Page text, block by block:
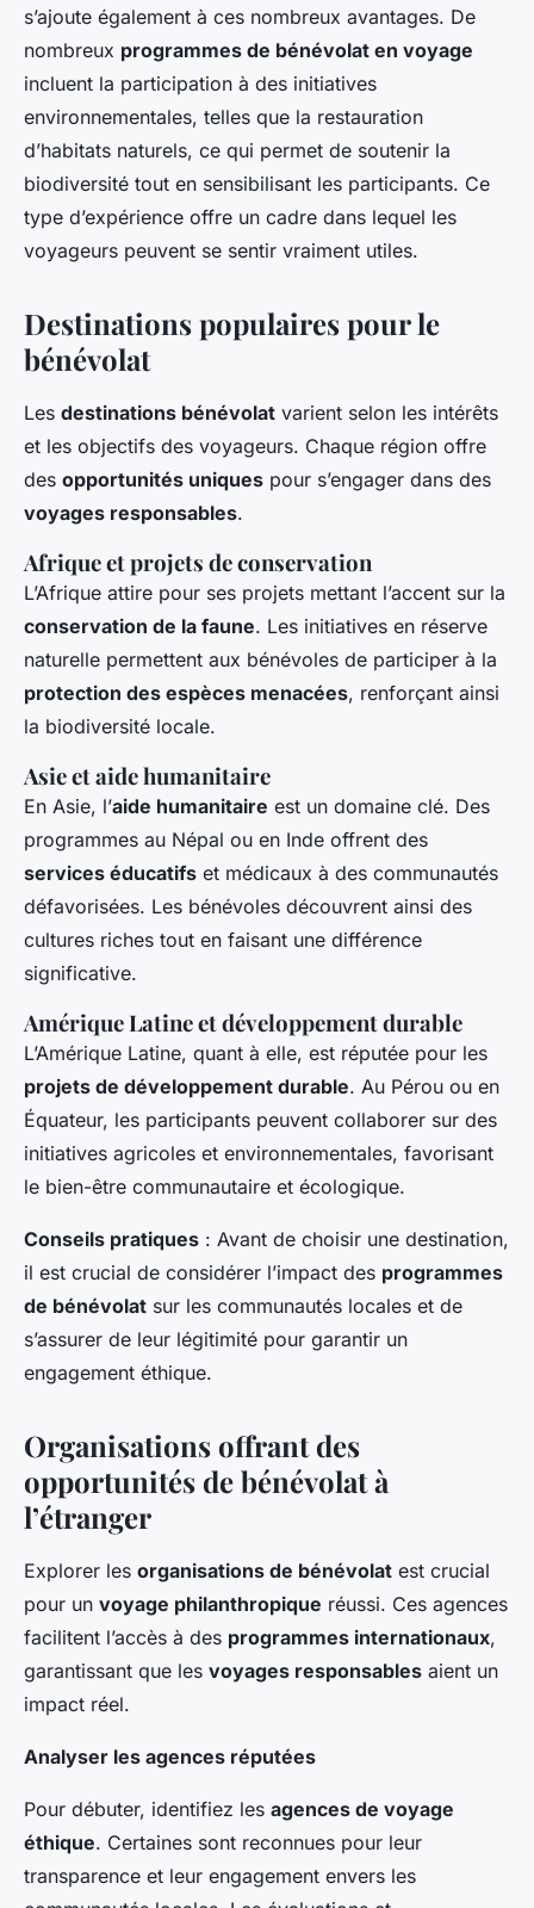
s’ajoute également à ces nombreux avantages. De
nombreux programmes de bénévolat en voyage
incluent la participation à des initiatives
environnementales, telles que la restauration
d’habitats naturels, ce qui permet de soutenir la
biodiversité tout en sensibilisant les participants. Ce
type d’expérience offre un cadre dans lequel les
voyageurs peuvent se sentir vraiment utiles.
Destinations populaires pour le
bénévolat
Les destinations bénévolat varient selon les intérêts
et les objectifs des voyageurs. Chaque région offre
des opportunités uniques pour s’engager dans des
voyages responsables.
Afrique et projets de conservation
L’Afrique attire pour ses projets mettant l’accent sur la
conservation de la faune. Les initiatives en réserve
naturelle permettent aux bénévoles de participer à la
protection des espèces menacées, renforçant ainsi
la biodiversité locale.
Asie et aide humanitaire
En Asie, l’aide humanitaire est un domaine clé. Des
programmes au Népal ou en Inde offrent des
services éducatifs et médicaux à des communautés
défavorisées. Les bénévoles découvrent ainsi des
cultures riches tout en faisant une différence
significative.
Amérique Latine et développement durable
L’Amérique Latine, quant à elle, est réputée pour les
projets de développement durable. Au Pérou ou en
Équateur, les participants peuvent collaborer sur des
initiatives agricoles et environnementales, favorisant
le bien-être communautaire et écologique.
Conseils pratiques : Avant de choisir une destination,
il est crucial de considérer l’impact des programmes
de bénévolat sur les communautés locales et de
s’assurer de leur légitimité pour garantir un
engagement éthique.
Organisations offrant des
opportunités de bénévolat à
l’étranger
Explorer les organisations de bénévolat est crucial
pour un voyage philanthropique réussi. Ces agences
facilitent l’accès à des programmes internationaux,
garantissant que les voyages responsables aient un
impact réel.
Analyser les agences réputées
Pour débuter, identifiez les agences de voyage
éthique. Certaines sont reconnues pour leur
transparence et leur engagement envers les